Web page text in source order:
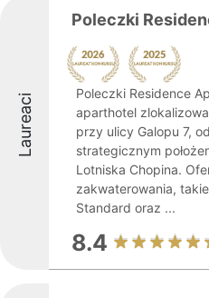
Laureaci
Poleczki
Poleczki Residence
aparthotel
przy ulicy Galopu 7,
strategicznym
Lotniska Chopina.
zakwaterowania,
Standard oraz ...
8.4